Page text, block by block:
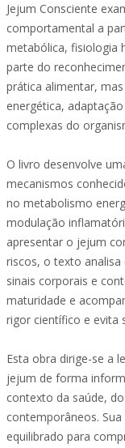
Jejum Consciente
comportamental a
metabólica, fisiologia
parte do
prática alimentar,
energética,
complexas do
O livro desenvolve
mecanismos
no metabolismo
modulação
apresentar o jejum
riscos, o texto analisa
sinais corporais e
maturidade e
rigor científico e evita
Esta obra dirige-se a
jejum de forma
contexto da saúde,
contemporâneos.
equilibrado para